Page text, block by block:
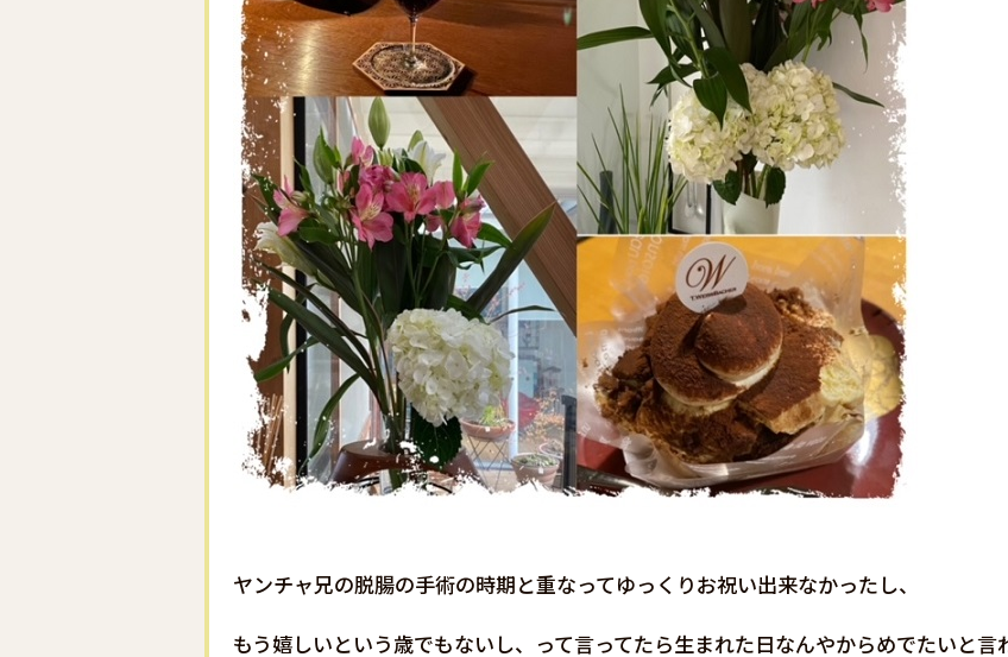
ヤンチャ兄の脱腸の手術の時期と重なってゆっくりお祝い出来なかったし、
もう嬉しいという歳でもないし、って言ってたら生まれた日なんやからめでたいと言